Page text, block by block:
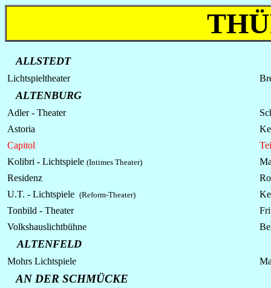
ALLSTEDT
Lichtspieltheater
ALTENBURG
Adler - Theater
Astoria
Capitol
Kolibri - Lichtspiele (Intimes Theater)
Residenz
U.T. - Lichtspiele (Reform-Theater)
Tonbild - Theater
Volkshauslichtbühne
ALTENFELD
Mohrs Lichtspiele
AN DER SCHMÜCKE